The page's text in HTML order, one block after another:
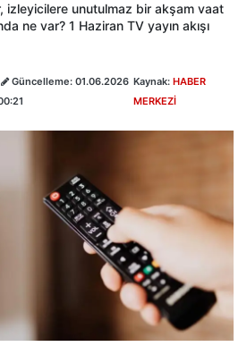
izleyicilere unutulmaz bir akşam vaat
ne var? 1 Haziran TV yayın akışı
Güncelleme:01.06.2026 Kaynak:HABER
MERKEZİ